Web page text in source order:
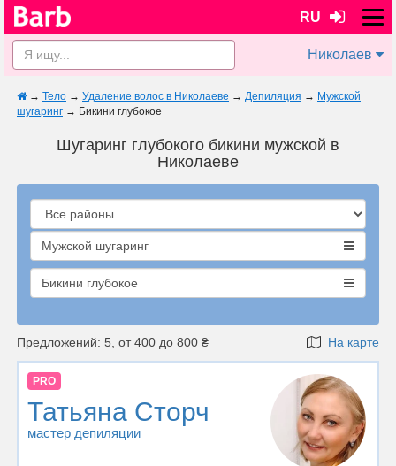
RU
Николаев
→ Тело → Удаление волос в Николаеве → Депиляция → Мужской
шугаринг → Бикини глубокое
Шугаринг глубокого бикини мужской в
Николаеве
Мужской шугаринг
Бикини глубокое
Предложений: 5, от 400 до 800 ₴ На карте
PRO
Татьяна Сторч
мастер депиляции